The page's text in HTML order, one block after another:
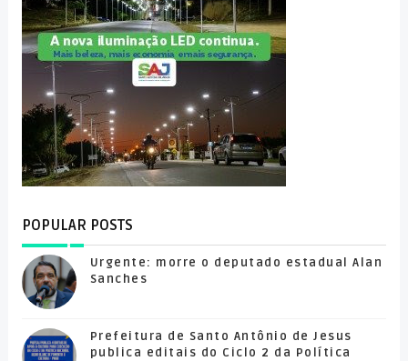
POPULAR POSTS
Urgente: morre o deputado estadual Alan
Sanches
Prefeitura de Santo Antônio de Jesus
publica editais do Ciclo 2 da Política